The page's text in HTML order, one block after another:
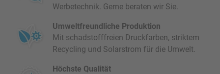
Werbetechnik. Gerne beraten wir Sie.
Umweltfreundliche Produktion
Mit schadstofffreien Druckfarben, striktem
Recycling und Solarstrom für die Umwelt.
Höchste Qualität